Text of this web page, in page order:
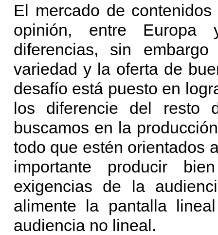
El mercado de
opinión, entre Europa
diferencias, sin
variedad y la oferta de
desafío está puesto en
los diferencie del
buscamos en la
todo que estén orientados
importante producir
exigencias de la
alimente la pantalla
audiencia no lineal.